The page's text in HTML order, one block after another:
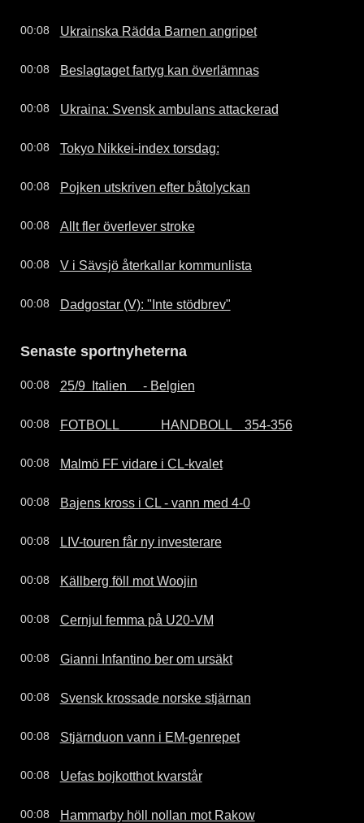
00:08 Ukrainska Rädda Barnen angripet
00:08 Beslagtaget fartyg kan överlämnas
00:08 Ukraina: Svensk ambulans attackerad
00:08 Tokyo Nikkei-index torsdag:
00:08 Pojken utskriven efter båtolyckan
00:08 Allt fler överlever stroke
00:08 V i Sävsjö återkallar kommunlista
00:08 Dadgostar (V): "Inte stödbrev"
Senaste sportnyheterna
00:08 25/9  Italien     - Belgien
00:08 FOTBOLL             HANDBOLL    354-356
00:08 Malmö FF vidare i CL-kvalet
00:08 Bajens kross i CL - vann med 4-0
00:08 LIV-touren får ny investerare
00:08 Källberg föll mot Woojin
00:08 Cernjul femma på U20-VM
00:08 Gianni Infantino ber om ursäkt
00:08 Svensk krossade norske stjärnan
00:08 Stjärnduon vann i EM-genrepet
00:08 Uefas bojkotthot kvarstår
00:08 Hammarby höll nollan mot Rakow